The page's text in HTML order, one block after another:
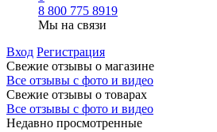
8 800 775 8919
Мы на связи
Вход Регистрация
Свежие отзывы о магазине
Все отзывы с фото и видео
Свежие отзывы о товарах
Все отзывы c фото и видео
Недавно просмотренные